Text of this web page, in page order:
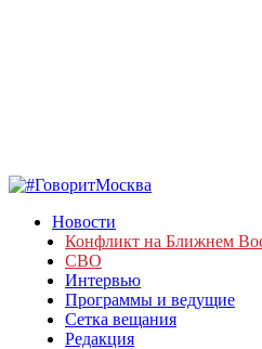
Новости
Конфликт на Ближнем
СВО
Интервью
Программы и ведущие
Сетка вещания
Редакция